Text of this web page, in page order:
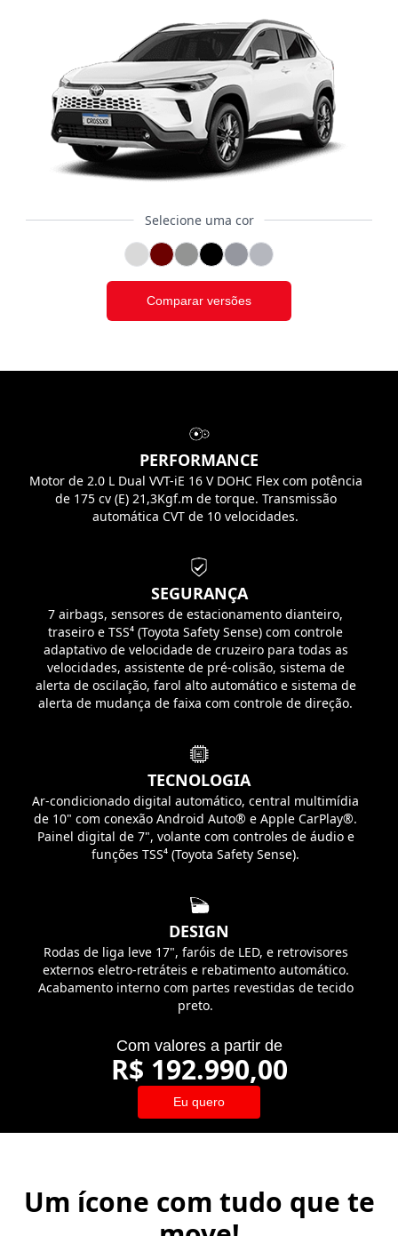
Selecione uma cor
Comparar versões
PERFORMANCE
Motor de 2.0 L Dual VVT-iE 16 V DOHC Flex com potência
de 175 cv (E) 21,3Kgf.m de torque. Transmissão
automática CVT de 10 velocidades.
SEGURANÇA
7 airbags, sensores de estacionamento dianteiro,
traseiro e TSS⁴ (Toyota Safety Sense) com controle
adaptativo de velocidade de cruzeiro para todas as
velocidades, assistente de pré-colisão, sistema de
alerta de oscilação, farol alto automático e sistema de
alerta de mudança de faixa com controle de direção.
TECNOLOGIA
Ar-condicionado digital automático, central multimídia
de 10" com conexão Android Auto® e Apple CarPlay®.
Painel digital de 7", volante com controles de áudio e
funções TSS⁴ (Toyota Safety Sense).
DESIGN
Rodas de liga leve 17", faróis de LED, e retrovisores
externos eletro-retráteis e rebatimento automático.
Acabamento interno com partes revestidas de tecido
preto.
Com valores a partir de
R$ 192.990,00
Eu quero
Um ícone com tudo que te